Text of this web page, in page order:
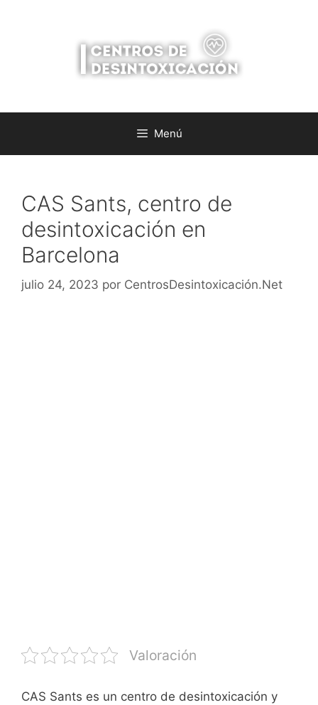
Menú
CAS Sants, centro de
desintoxicación en
Barcelona
julio 24, 2023 por CentrosDesintoxicación.Net
Valoración
CAS Sants es un centro de desintoxicación y